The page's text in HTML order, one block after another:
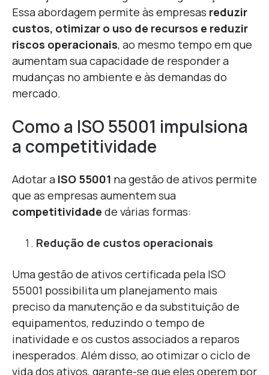
Essa abordagem permite às empresas reduzir
custos, otimizar o uso de recursos e reduzir
riscos operacionais, ao mesmo tempo em que
aumentam sua capacidade de responder a
mudanças no ambiente e às demandas do
mercado.
Como a ISO 55001 impulsiona
a competitividade
Adotar a ISO 55001 na gestão de ativos permite
que as empresas aumentem sua
competitividade de várias formas:
Redução de custos operacionais
Uma gestão de ativos certificada pela ISO
55001 possibilita um planejamento mais
preciso da manutenção e da substituição de
equipamentos, reduzindo o tempo de
inatividade e os custos associados a reparos
inesperados. Além disso, ao otimizar o ciclo de
vida dos ativos, garante-se que eles operem por